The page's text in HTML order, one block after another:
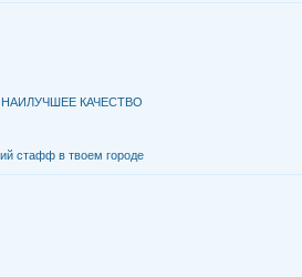
НАИЛУЧШЕЕ КАЧЕСТВО
стафф в твоем городе